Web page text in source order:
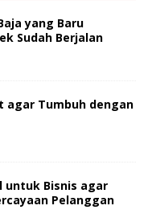
yang Baru
Sudah Berjalan
agar Tumbuh dengan
untuk Bisnis agar
Pelanggan